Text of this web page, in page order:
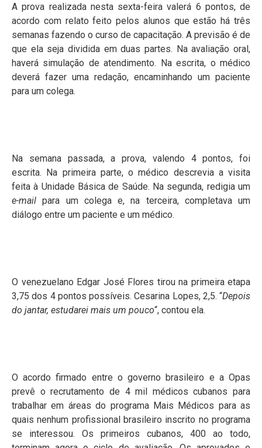
A prova realizada nesta sexta-feira valerá 6 pontos, de
acordo com relato feito pelos alunos que estão há três
semanas fazendo o curso de capacitação. A previsão é de
que ela seja dividida em duas partes. Na avaliação oral,
haverá simulação de atendimento. Na escrita, o médico
deverá fazer uma redação, encaminhando um paciente
para um colega.
Na semana passada, a prova, valendo 4 pontos, foi
escrita. Na primeira parte, o médico descrevia a visita
feita à Unidade Básica de Saúde. Na segunda, redigia um
e-mail para um colega e, na terceira, completava um
diálogo entre um paciente e um médico.
O venezuelano Edgar José Flores tirou na primeira etapa
3,75 dos 4 pontos possíveis. Cesarina Lopes, 2,5. “Depois
do jantar, estudarei mais um pouco“, contou ela.
O acordo firmado entre o governo brasileiro e a Opas
prevê o recrutamento de 4 mil médicos cubanos para
trabalhar em áreas do programa Mais Médicos para as
quais nenhum profissional brasileiro inscrito no programa
se interessou. Os primeiros cubanos, 400 ao todo,